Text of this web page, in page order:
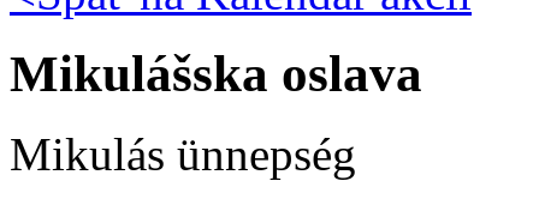
Mikulášska oslava
Mikulás ünnepség